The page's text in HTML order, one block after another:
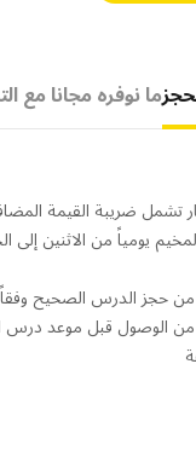
ما نوفره مجانا مع
تشمل ضريبة القيمة
يومياً من الاثنين
من حجز الدرس الصحيح
من الوصول قبل موعد درس